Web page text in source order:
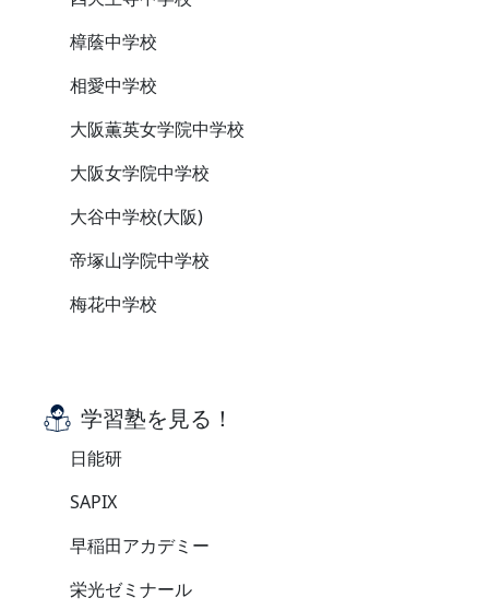
樟蔭中学校
相愛中学校
大阪薫英女学院中学校
大阪女学院中学校
大谷中学校(大阪)
帝塚山学院中学校
梅花中学校
学習塾を見る！
日能研
SAPIX
早稲田アカデミー
栄光ゼミナール